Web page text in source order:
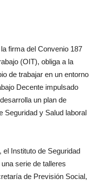
firma del Convenio 187
(OIT), obliga a la
de trabajar en un entorno
Decente impulsado
un plan de
Seguridad y Salud laboral
el Instituto de Seguridad
serie de talleres
de Previsión Social,